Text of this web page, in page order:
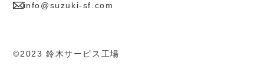
info@suzuki-sf.com
©2023 鈴木サービス工場